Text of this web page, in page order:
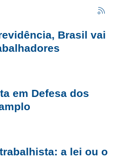
Brasil vai
em Defesa dos
a lei ou o